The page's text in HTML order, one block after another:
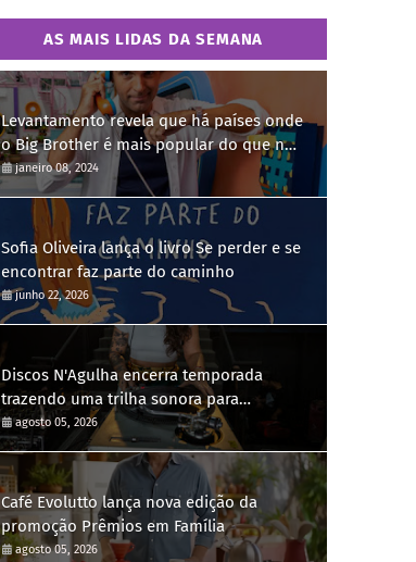
AS MAIS LIDAS DA SEMANA
Levantamento revela que há países onde
o Big Brother é mais popular do que no
Brasil
janeiro 08, 2024
Sofia Oliveira lança o livro Se perder e se
encontrar faz parte do caminho
junho 22, 2026
Discos N'Agulha encerra temporada
trazendo uma trilha sonora para
diferentes gerações
agosto 05, 2026
Café Evolutto lança nova edição da
promoção Prêmios em Família
agosto 05, 2026